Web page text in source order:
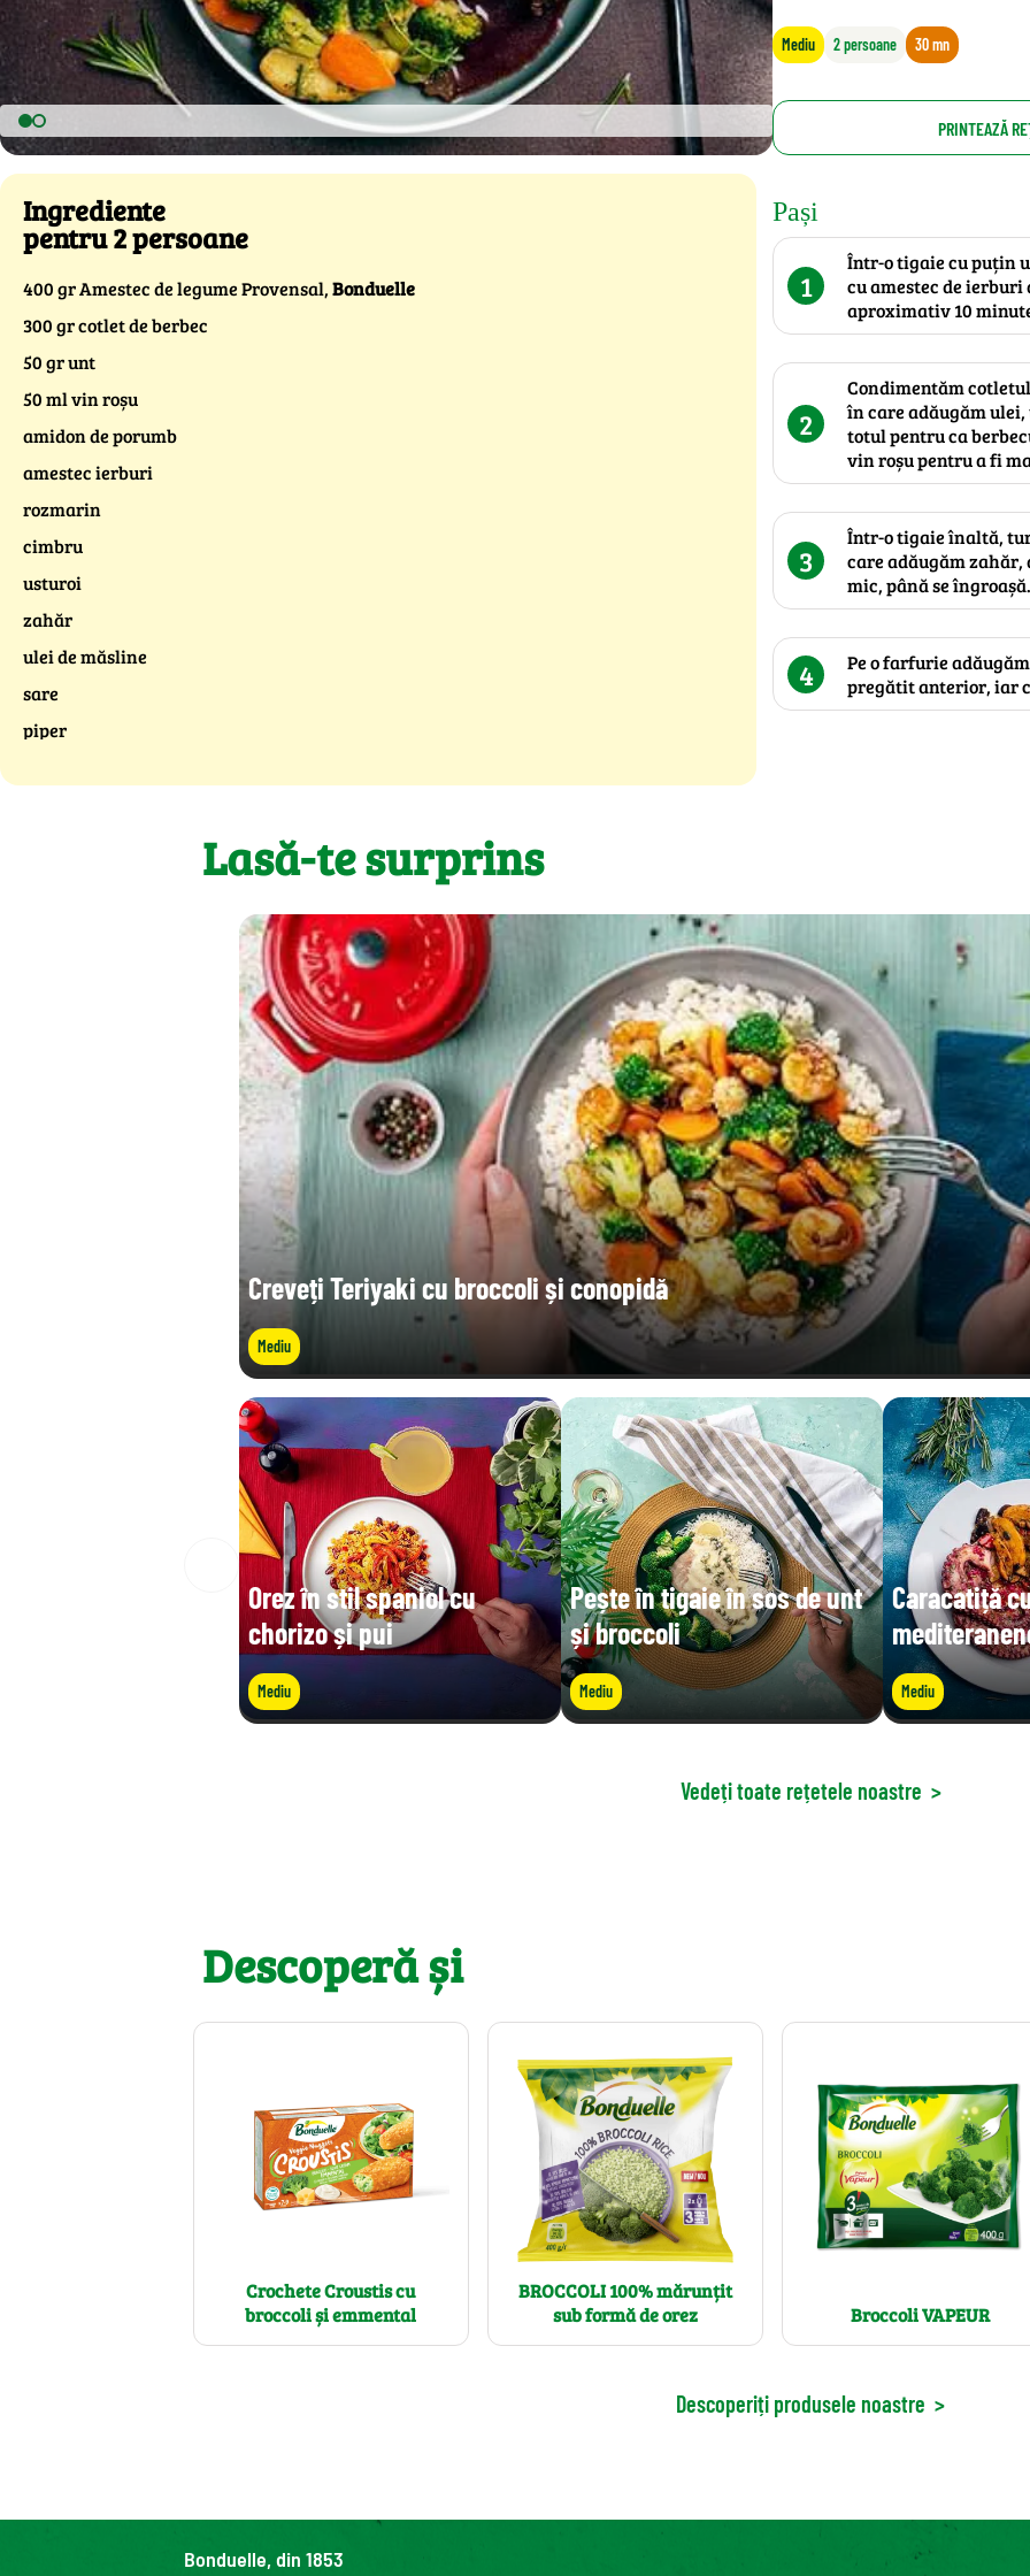
Mediu 2 persoane 30 mn
PRINTEAZĂ
Ingrediente
pentru 2 persoane
400 gr Amestec de legume Provensal,Bonduelle
300 gr cotlet de berbec
50 gr unt
50 ml vin roșu
amidon de porumb
amestec ierburi
rozmarin
cimbru
usturoi
zahăr
ulei de măsline
sare
piper
Pași
1
Într-o tigaie cu puțin
cu amestec de ierburi
aproximativ 10
2
Condimentăm
în care adăugăm
totul pentru ca
vin roșu pentru a fi
3
Într-o tigaie înaltă,
care adăugăm zahăr,
mic, până se îngroașă.
4
Pe o farfurie
pregătit anterior, iar
Lasă-te surprins
Creveți Teriyaki cu broccoli și conopidă
Mediu
Orez în stil spaniol cu
chorizo și pui
Mediu
Pește în tigaie în sos de unt
și broccoli
Mediu
Caracatiță
Mediu
Vedeți toate rețetele noastre >
Descoperă și
Crochete Croustis cu
broccoli și emmental
BROCCOLI 100% mărunțit
sub formă de orez
Broccoli VAPEUR
Descoperiți produsele noastre >
Bonduelle, din 1853